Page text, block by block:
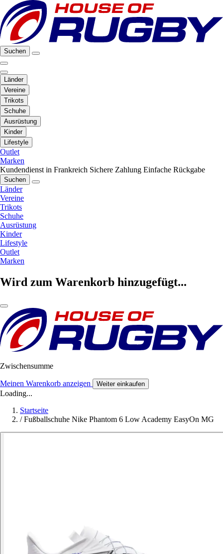
Suchen
Länder
Vereine
Trikots
Schuhe
Ausrüstung
Kinder
Lifestyle
Outlet
Marken
Kundendienst in Frankreich Sichere Zahlung Einfache Rückgabe
Suchen
Länder
Vereine
Trikots
Schuhe
Ausrüstung
Kinder
Lifestyle
Outlet
Marken
Wird zum Warenkorb hinzugefügt...
Zwischensumme
Meinen Warenkorb anzeigen Weiter einkaufen
Loading...
Startseite
/ Fußballschuhe Nike Phantom 6 Low Academy EasyOn MG